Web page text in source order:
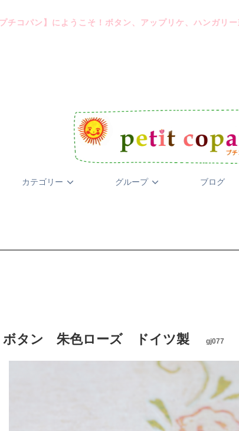
チコパン】にようこそ！ボタン、アップリケ、ハンガリ
カテゴリー グループ ブログ
ボタン 朱色ローズ ドイツ製 gj077